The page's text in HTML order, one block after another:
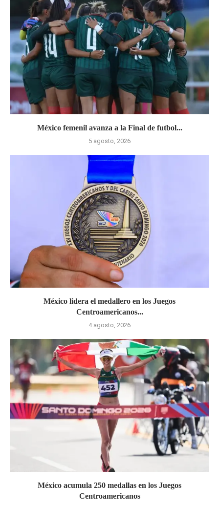
México femenil avanza a la Final de futbol...
5 agosto, 2026
México lidera el medallero en los Juegos
Centroamericanos...
4 agosto, 2026
México acumula 250 medallas en los Juegos
Centroamericanos